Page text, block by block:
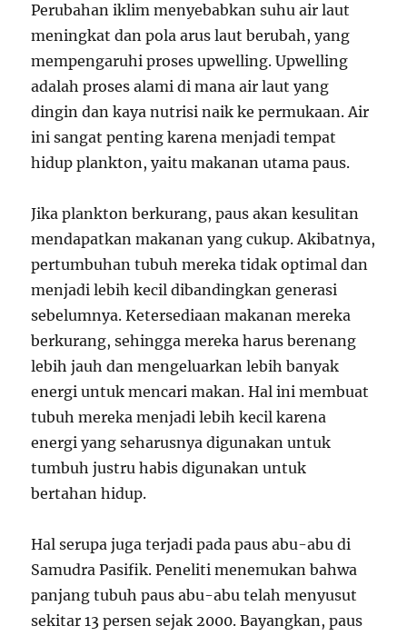
Perubahan iklim menyebabkan suhu air laut
meningkat dan pola arus laut berubah, yang
mempengaruhi proses upwelling. Upwelling
adalah proses alami di mana air laut yang
dingin dan kaya nutrisi naik ke permukaan. Air
ini sangat penting karena menjadi tempat
hidup plankton, yaitu makanan utama paus.
Jika plankton berkurang, paus akan kesulitan
mendapatkan makanan yang cukup. Akibatnya,
pertumbuhan tubuh mereka tidak optimal dan
menjadi lebih kecil dibandingkan generasi
sebelumnya. Ketersediaan makanan mereka
berkurang, sehingga mereka harus berenang
lebih jauh dan mengeluarkan lebih banyak
energi untuk mencari makan. Hal ini membuat
tubuh mereka menjadi lebih kecil karena
energi yang seharusnya digunakan untuk
tumbuh justru habis digunakan untuk
bertahan hidup.
Hal serupa juga terjadi pada paus abu-abu di
Samudra Pasifik. Peneliti menemukan bahwa
panjang tubuh paus abu-abu telah menyusut
sekitar 13 persen sejak 2000. Bayangkan, paus